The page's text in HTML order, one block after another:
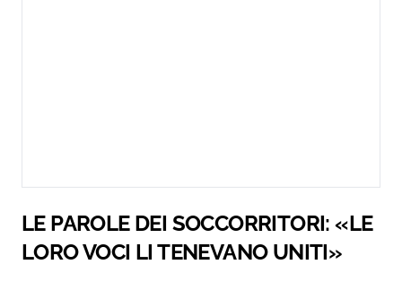
LE PAROLE DEI SOCCORRITORI: «LE
LORO VOCI LI TENEVANO UNITI»